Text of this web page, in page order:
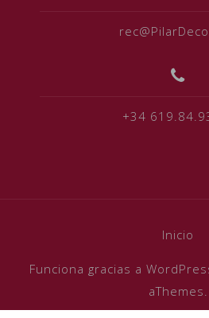
+34
Inicio
Funciona gracias a
aThemes.